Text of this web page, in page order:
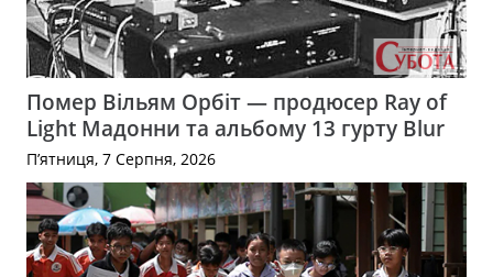
Помер Вільям Орбіт — продюсер Ray of
Light Мадонни та альбому 13 гурту Blur
П’ятниця, 7 Серпня, 2026